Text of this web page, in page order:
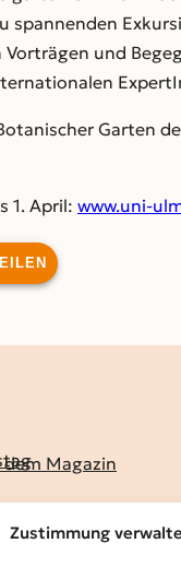
Zustimmung
spannenden
Vorträgen und
Garten
1. April: www.uni-
Magazin